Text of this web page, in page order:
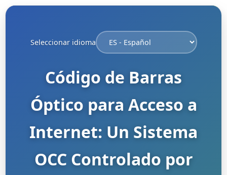
Seleccionar idioma
Código de Barras
Óptico para Acceso a
Internet: Un Sistema
OCC Controlado por